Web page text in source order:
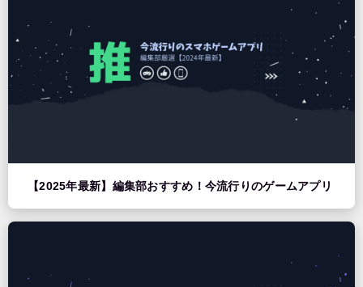
【2025年最新】編集部おすすめ！今流行りのゲームアプリ